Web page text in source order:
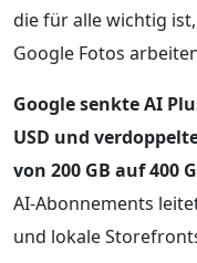
die für alle wichtig
Google Fotos
Google senkte AI
USD und
von 200 GB auf 400
AI-Abonnements
und lokale